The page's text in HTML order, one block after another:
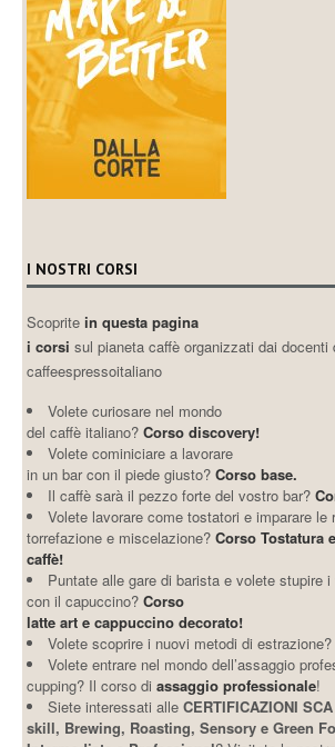
I NOSTRI CORSI
Scopritein questa pagina
i corsisul pianeta caffè organizzati dai docenti di
caffeespressoitaliano
Volete curiosare nel mondo
del caffè italiano?Corso discovery!
Volete cominiciare a lavorare